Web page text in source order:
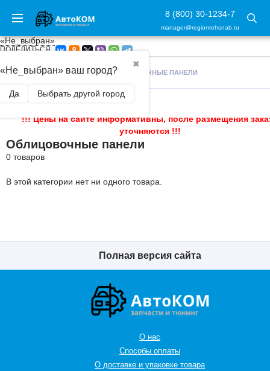
8 (800) 30-1234-7
manager@regiontehsnab.ru
«Не_выбран»
✖
«Не_выбран» ваш город?
Да Выбрать другой город
ПОДЕЛИТЬСЯ:
ГЛАВНАЯ / ГРУЗОВИКИ / ОБЛИЦОВОЧНЫЕ ПАНЕЛИ
!!! Цены на сайте информативны, после размещения
уточняются !!!
Облицовочные панели
0 товаров
В этой категории нет ни одного товара.
Полная версия сайта
О нас
Способы оплаты
О доставке и упаковке товара